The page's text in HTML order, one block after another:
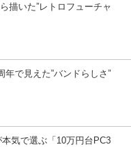
描いた”レトロフューチャ
で見えた”バンドらしさ”
気で選ぶ「10万円台PC3